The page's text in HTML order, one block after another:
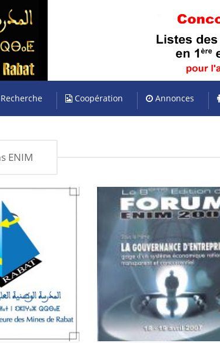
Recherche Coopération Annonces
ENIM